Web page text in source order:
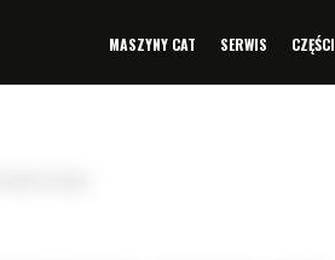
MASZYNY CAT SERWIS CZĘŚCI